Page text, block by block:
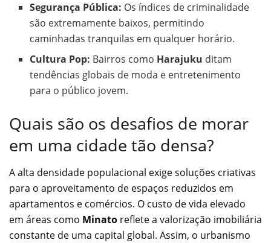
Segurança Pública: Os índices de criminalidade
são extremamente baixos, permitindo
caminhadas tranquilas em qualquer horário.
Cultura Pop: Bairros como Harajuku ditam
tendências globais de moda e entretenimento
para o público jovem.
Quais são os desafios de morar
em uma cidade tão densa?
A alta densidade populacional exige soluções criativas
para o aproveitamento de espaços reduzidos em
apartamentos e comércios. O custo de vida elevado
em áreas como Minato reflete a valorização imobiliária
constante de uma capital global. Assim, o urbanismo